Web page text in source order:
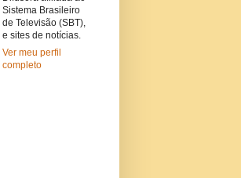
Sistema Brasileiro
de Televisão (SBT),
e sites de notícias.
Ver meu perfil
completo